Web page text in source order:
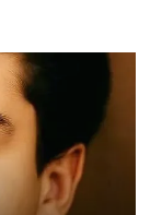
مدرسةِ